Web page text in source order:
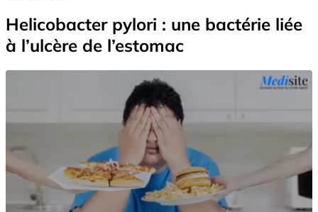
Helicobacter pylori : une bactérie liée
à l’ulcère de l’estomac